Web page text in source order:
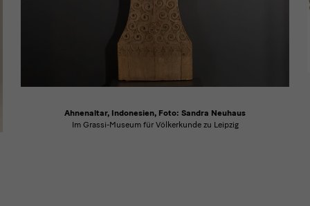
Ahnenaltar, Indonesien, Foto: Sandra Neuhaus
Im Grassi-Museum für Völkerkunde zu Leipzig